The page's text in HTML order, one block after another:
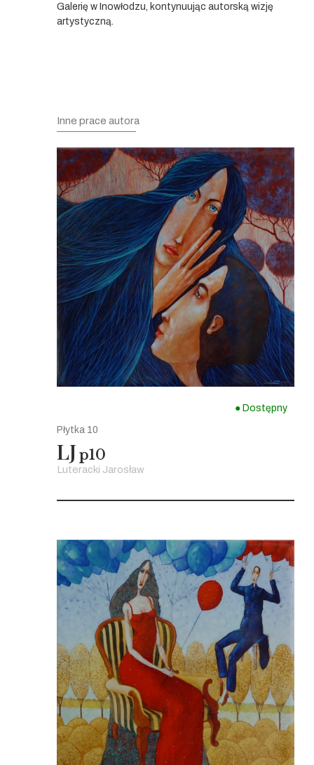
Galerię w Inowłodzu, kontynuując autorską wizję
artystyczną.
Inne prace autora
● Dostępny
Płytka 10
LJp10
Luteracki Jarosław